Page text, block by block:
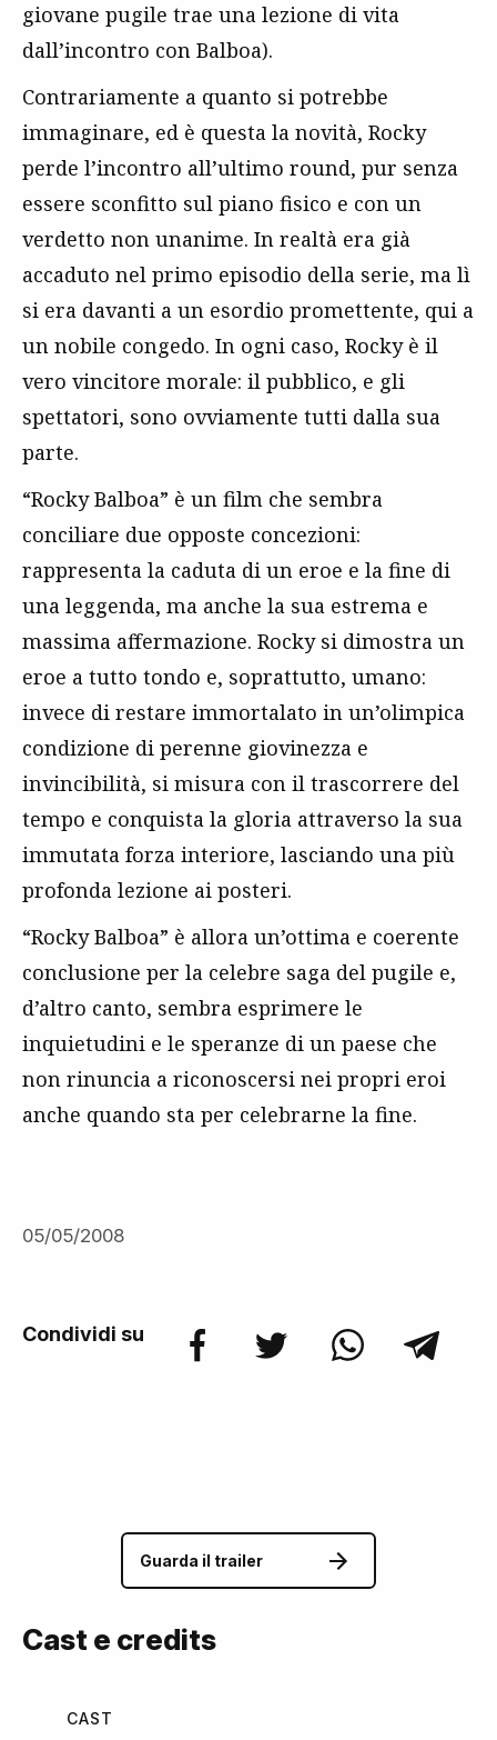
giovane pugile trae una lezione di vita
dall’incontro con Balboa).
Contrariamente a quanto si potrebbe
immaginare, ed è questa la novità, Rocky
perde l’incontro all’ultimo round, pur senza
essere sconfitto sul piano fisico e con un
verdetto non unanime. In realtà era già
accaduto nel primo episodio della serie, ma lì
si era davanti a un esordio promettente, qui a
un nobile congedo. In ogni caso, Rocky è il
vero vincitore morale: il pubblico, e gli
spettatori, sono ovviamente tutti dalla sua
parte.
“Rocky Balboa” è un film che sembra
conciliare due opposte concezioni:
rappresenta la caduta di un eroe e la fine di
una leggenda, ma anche la sua estrema e
massima affermazione. Rocky si dimostra un
eroe a tutto tondo e, soprattutto, umano:
invece di restare immortalato in un’olimpica
condizione di perenne giovinezza e
invincibilità, si misura con il trascorrere del
tempo e conquista la gloria attraverso la sua
immutata forza interiore, lasciando una più
profonda lezione ai posteri.
“Rocky Balboa” è allora un’ottima e coerente
conclusione per la celebre saga del pugile e,
d’altro canto, sembra esprimere le
inquietudini e le speranze di un paese che
non rinuncia a riconoscersi nei propri eroi
anche quando sta per celebrarne la fine.
05/05/2008
Condividi su
Guarda il trailer
Cast e credits
CAST